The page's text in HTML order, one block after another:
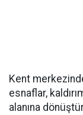
Kent
esnaflar,
alanına